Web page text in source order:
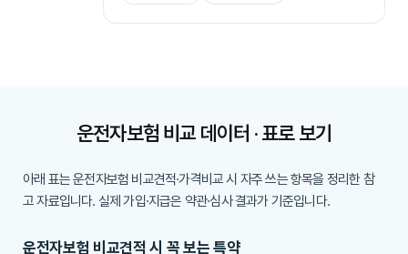
운전자보험 비교 데이터 · 표로 보기
아래 표는운전자보험 비교견적·가격비교시 자주 쓰는 항목을 정리한 참
고 자료입니다. 실제 가입·지급은 약관·심사 결과가 기준입니다.
운전자보험 비교견적 시 꼭 보는 특약